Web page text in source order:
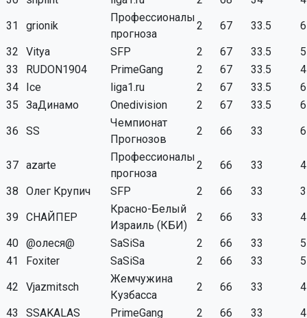
31
grionik
Профессионалы
прогноза
2 67 33.5
6
32
Vitya SFP 2 67 33.5
5
33
RUDON1904 PrimeGang 2 67 33.5
4
34
Ice liga1.ru 2 67 33.5
6
35
ЗаДинамо Onedivision 2 67 33.5
6
36
SS
Чемпионат
Прогнозов
2 66 33 6
37 azarte
Профессионалы
прогноза
2 66 33
4
38
Олег Крупич SFP 2 66 33
3
39 СНАЙПЕР
Красно-Белый
Израиль (КБИ)
2 66 33
4
40 @олеся@ SaSiSa 2 66 33
5
41
Foxiter SaSiSa 2 66 33
5
42
Vjazmitsch
Жемчужина
Кузбасса
2 66 33
4
43
SSAKALAS PrimeGang 2 66 33 4